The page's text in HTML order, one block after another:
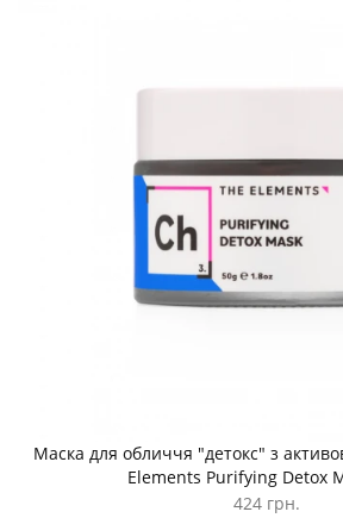
Маска для обличчя "детокс" з
Elements Purifying Detox
424 грн.